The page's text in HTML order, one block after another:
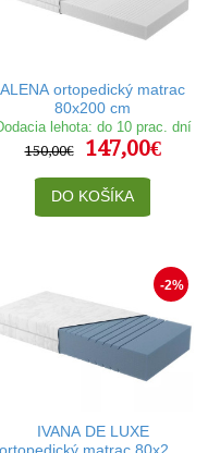
ALENA ortopedický matrac
80x200 cm
lehota: do 10 prac. dní
150,00€
147,00€
DO KOŠÍKA
-2%
IVANA DE LUXE
ortopedický matrac 80x200